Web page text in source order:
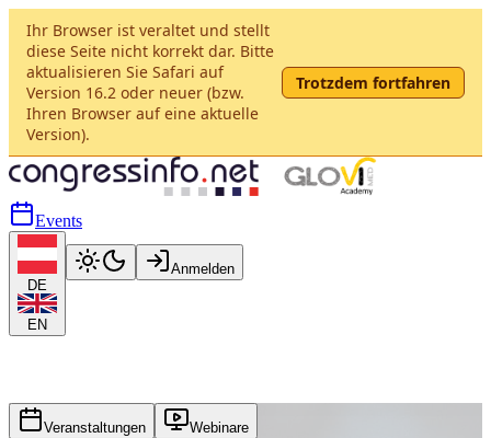
Ihr Browser ist veraltet und stellt
diese Seite nicht korrekt dar. Bitte
aktualisieren Sie Safari auf
Version 16.2 oder neuer (bzw.
Ihren Browser auf eine aktuelle
Version).
Trotzdem fortfahren
Events
DE
EN
Anmelden
Veranstaltungen Webinare